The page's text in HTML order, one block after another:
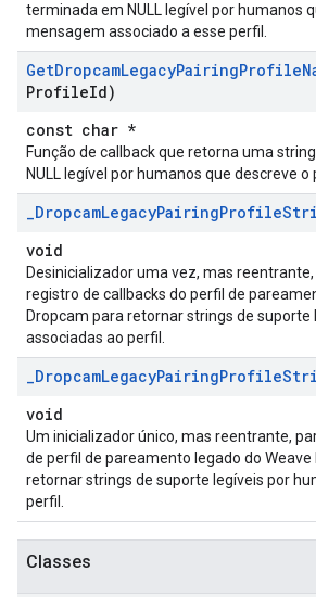
terminada em NULL legível por humanos
mensagem associado a esse perfil.
GetDropcamLegacyPairingProfile
ProfileId)
const char *
Função de callback que retorna uma
NULL legível por humanos que descreve o
_DropcamLegacyPairingProfile
void
Desinicializador uma vez, mas
registro de callbacks do perfil de
Dropcam para retornar strings de suporte
associadas ao perfil.
_DropcamLegacyPairingProfile
void
Um inicializador único, mas reentrante,
de perfil de pareamento legado do Weave
retornar strings de suporte legíveis por
perfil.
Classes